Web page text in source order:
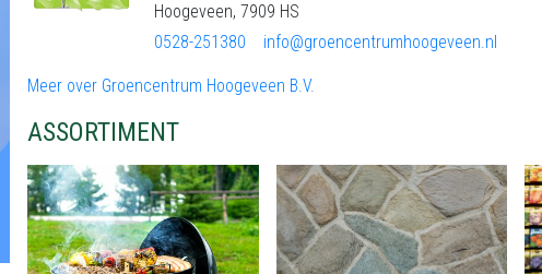
Hoogeveen, 7909 HS
0528-251380
info@groencentrumhoogeveen.nl
Meer over Groencentrum Hoogeveen B.V.
ASSORTIMENT